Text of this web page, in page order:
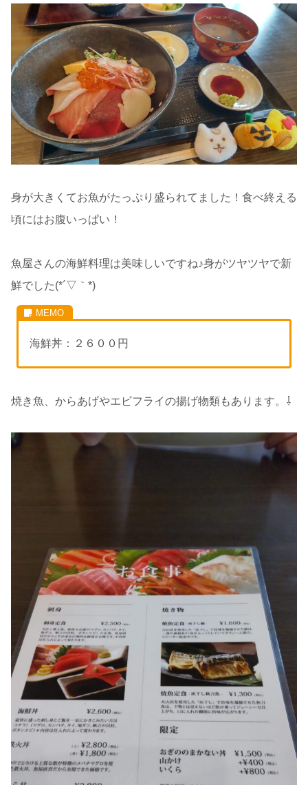
身が大きくてお魚がたっぷり盛られてました！食べ終える
頃にはお腹いっぱい！
魚屋さんの海鮮料理は美味しいですね♪身がツヤツヤで新
鮮でした(*´▽｀*)
海鮮丼：２６００円
焼き魚、からあげやエビフライの揚げ物類もあります。⇩